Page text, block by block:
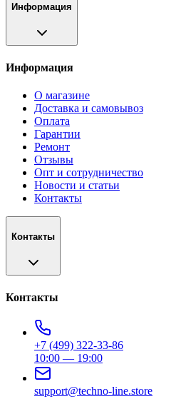
Информация
Информация
О магазине
Доставка и самовывоз
Оплата
Гарантии
Ремонт
Отзывы
Опт и сотрудничество
Новости и статьи
Контакты
Контакты
Контакты
+7 (499) 322-33-86
10:00 — 19:00
support@techno-line.store